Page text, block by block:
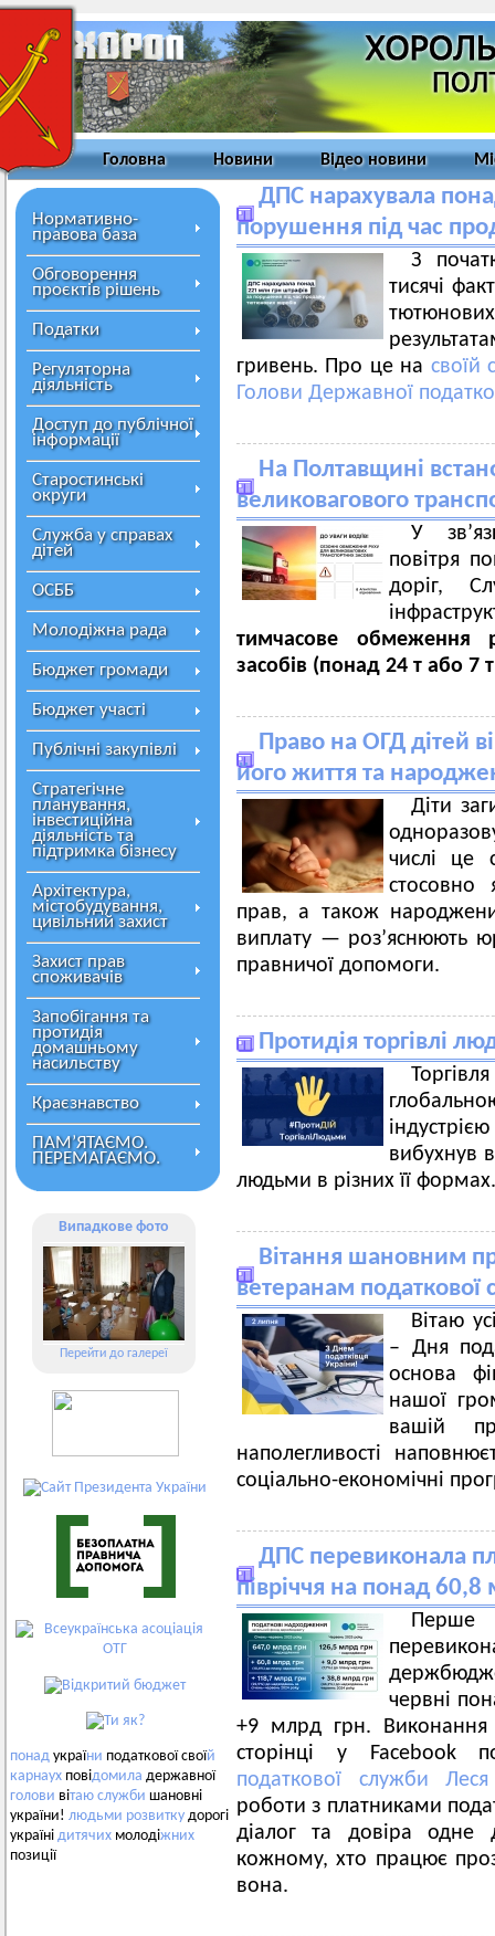
Головна Новини Відео новини
Нормативно-
правова база
Обговорення
проєктів рішень
Податки
Регуляторна
діяльність
Доступ до публічної
інформації
Старостинські
округи
Служба у справах
дітей
ОСББ
Молодіжна рада
Бюджет громади
Бюджет участі
Публічні закупівлі
Стратегічне
планування,
інвестиційна
діяльність та
підтримка бізнесу
Архітектура,
містобудування,
цивільний захист
Захист прав
споживачів
Запобігання та
протидія
домашньому
насильству
Краєзнавство
ПАМ’ЯТАЄМО.
ПЕРЕМАГАЄМО.
Випадкове фото
Перейти до галереї
понад україни податкової своїй
карнаух повідомила державної
голови вітаю служби шановні
україни! людьми розвитку дорогі
україні дитячих молодіжних
позиції
ДПС нарахувала
порушення під час
З
тисячі
гривень. Про це на своїй
Голови Державної
На Полтавщині
великовагового
У
повітря
доріг,
тимчасове обмеження
засобів (понад 24 т або 7
Право на ОГД дітей
його життя та
Діти
числі це
стосовно
прав, а також
виплату — роз’яснюють
правничої допомоги.
Протидія торгівлі
вибухнув
людьми в різних її формах.
Вітання шановним
ветеранам податкової
Вітаю
– Дня
основа
нашої
вашій
наполегливості
соціально-економічні
ДПС перевиконала
півріччя на понад
червні
+9 млрд грн.
сторінці у Facebook
податкової служби
роботи з платниками
діалог та довіра одне
кожному, хто працює
вона.